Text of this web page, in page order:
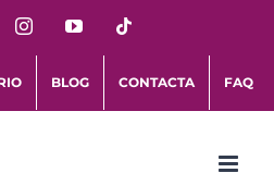
InstagramYouTube
BLOG CONTACTA FAQ